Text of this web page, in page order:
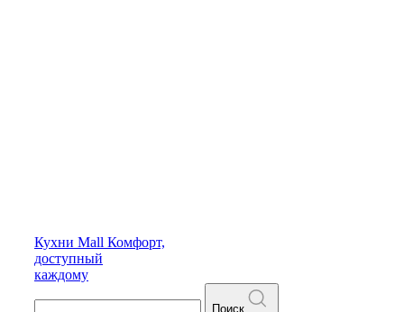
Кухни Mall Комфорт,
доступный
каждому
Поиск